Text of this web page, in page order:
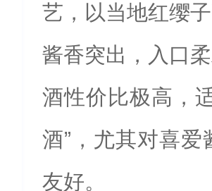
艺，以当地红缨
酱香突出，入口
酒性价比极高，
酒”，尤其对喜
友好。